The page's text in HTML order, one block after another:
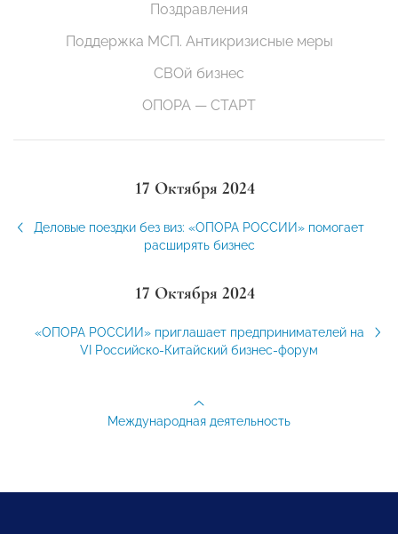
Поздравления
Поддержка МСП. Антикризисные меры
СВОй бизнес
ОПОРА — СТАРТ
17 Октября 2024
Деловые поездки без виз: «ОПОРА РОССИИ» помогает
расширять бизнес
17 Октября 2024
«ОПОРА РОССИИ» приглашает предпринимателей на
VI Российско-Китайский бизнес-форум
Международная деятельность